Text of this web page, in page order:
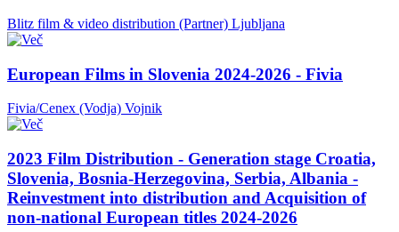
Blitz film & video distribution (Partner) Ljubljana
European Films in Slovenia 2024-2026 - Fivia
Fivia/Cenex (Vodja) Vojnik
2023 Film Distribution - Generation stage Croatia,
Slovenia, Bosnia-Herzegovina, Serbia, Albania -
Reinvestment into distribution and Acquisition of
non-national European titles 2024-2026